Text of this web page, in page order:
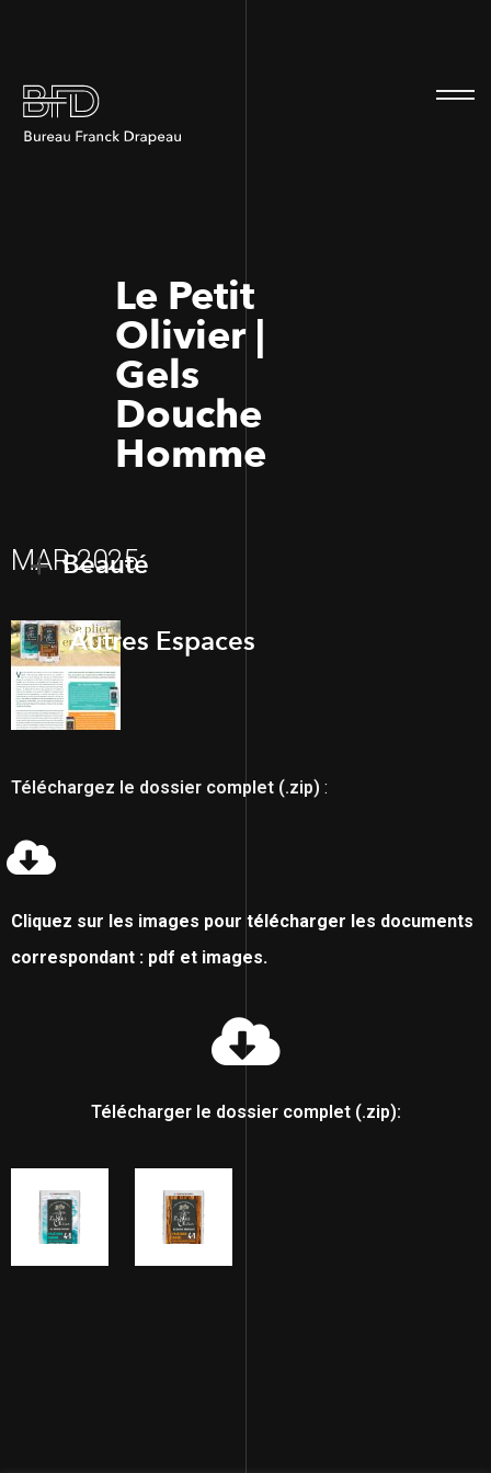
Le Petit
Olivier |
Gels
Douche
Homme
MAR 2025
Beauté
Autres Espaces
Téléchargez le dossier complet (.zip) :
Cliquez sur les images pour télécharger les documents
correspondant : pdf et images.
Télécharger le dossier complet (.zip):